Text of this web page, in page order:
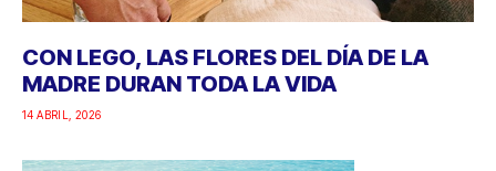
CON LEGO, LAS FLORES DEL DÍA DE LA
MADRE DURAN TODA LA VIDA
14 ABRIL, 2026